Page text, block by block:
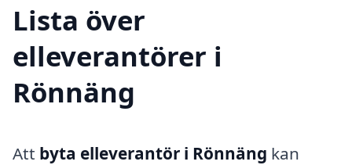
Lista över
elleverantörer i
Rönnäng
Att byta elleverantör i Rönnäng kan